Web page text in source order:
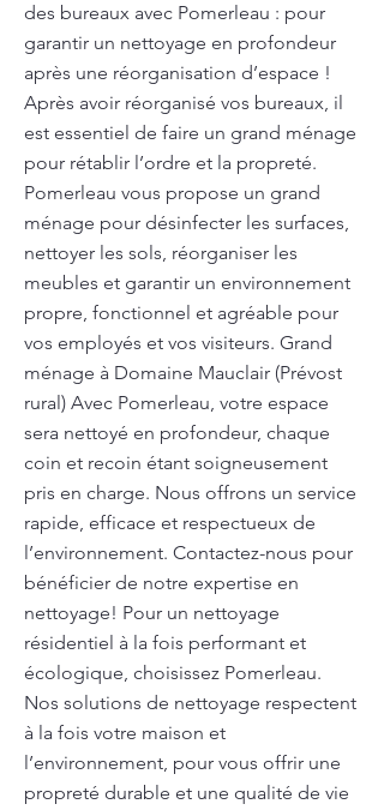
des bureaux avec Pomerleau : pour
garantir un nettoyage en profondeur
après une réorganisation d’espace !
Après avoir réorganisé vos bureaux, il
est essentiel de faire un grand ménage
pour rétablir l’ordre et la propreté.
Pomerleau vous propose un grand
ménage pour désinfecter les surfaces,
nettoyer les sols, réorganiser les
meubles et garantir un environnement
propre, fonctionnel et agréable pour
vos employés et vos visiteurs. Grand
ménage à Domaine Mauclair (Prévost
rural) Avec Pomerleau, votre espace
sera nettoyé en profondeur, chaque
coin et recoin étant soigneusement
pris en charge. Nous offrons un service
rapide, efficace et respectueux de
l’environnement. Contactez-nous pour
bénéficier de notre expertise en
nettoyage! Pour un nettoyage
résidentiel à la fois performant et
écologique, choisissez Pomerleau.
Nos solutions de nettoyage respectent
à la fois votre maison et
l’environnement, pour vous offrir une
propreté durable et une qualité de vie